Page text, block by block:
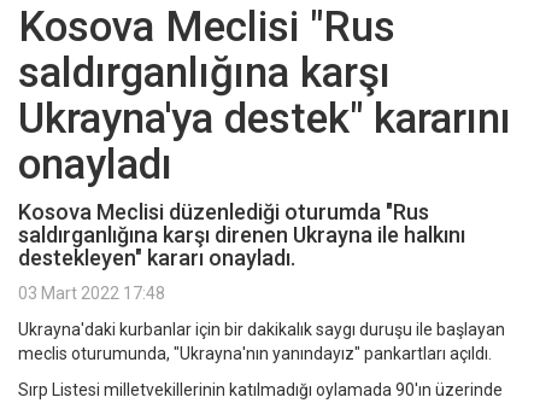
Kosova Meclisi "Rus
saldırganlığına karşı
Ukrayna'ya destek" kararını
onayladı
Kosova Meclisi düzenlediği oturumda "Rus
saldırganlığına karşı direnen Ukrayna ile halkını
destekleyen" kararı onayladı.
03 Mart 2022 17:48
Ukrayna'daki kurbanlar için bir dakikalık saygı duruşu ile başlayan
meclis oturumunda, "Ukrayna'nın yanındayız" pankartları açıldı.
Sırp Listesi milletvekillerinin katılmadığı oylamada 90'ın üzerinde